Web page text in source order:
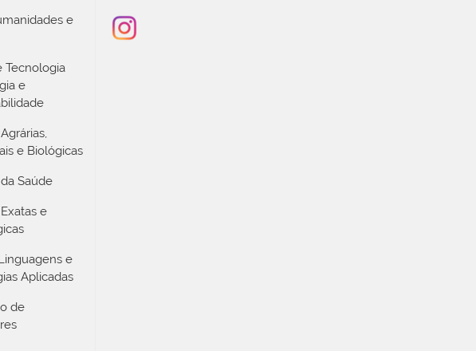
e
Tecnologia
e
e Biológicas
Saúde
e
e
Aplicadas
de